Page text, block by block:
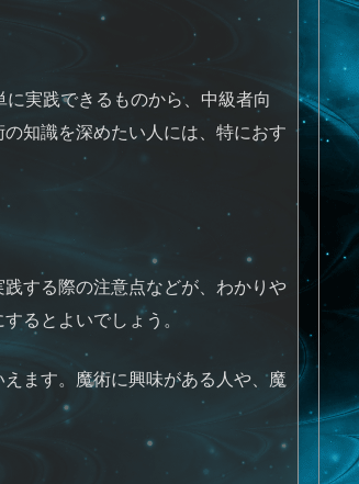
実践できるものから、中級者向
知識を深めたい人には、特におす
する際の注意点などが、わかりや
るとよいでしょう。
ます。魔術に興味がある人や、魔